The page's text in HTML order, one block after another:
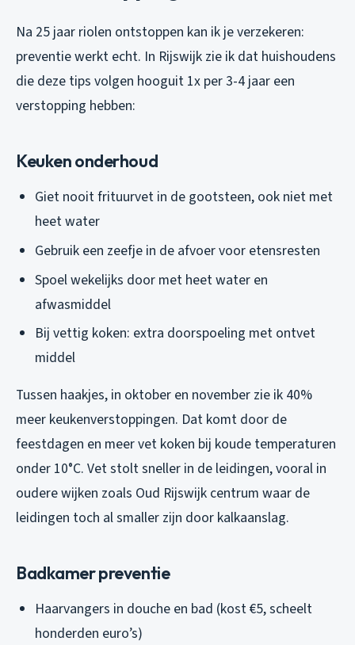
Na 25 jaar riolen ontstoppen kan ik je verzekeren:
preventie werkt echt. In Rijswijk zie ik dat huishoudens
die deze tips volgen hooguit 1x per 3-4 jaar een
verstopping hebben:
Keuken onderhoud
Giet nooitfrituurvet in de gootsteen, ook niet met
heet water
Gebruik een zeefje in de afvoer voor etensresten
Spoel wekelijks door met heet water en
afwasmiddel
Bij vettig koken: extra doorspoeling met ontvet
middel
Tussen haakjes, in oktober en november zie ik 40%
meer keukenverstoppingen. Dat komt door de
feestdagen en meer vet koken bij koude temperaturen
onder 10°C. Vet stolt sneller in de leidingen, vooral in
oudere wijken zoals Oud Rijswijk centrum waar de
leidingen toch al smaller zijn door kalkaanslag.
Badkamer preventie
Haarvangers in douche en bad (kost €5, scheelt
honderden euro’s)